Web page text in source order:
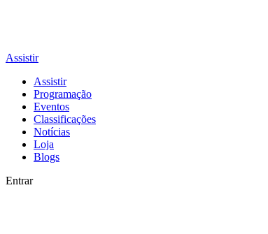
Assistir
Assistir
Programação
Eventos
Classificações
Notícias
Loja
Blogs
Entrar